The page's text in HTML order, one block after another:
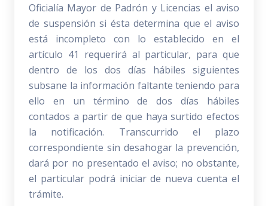
Oficialía Mayor de Padrón y Licencias el aviso
de suspensión si ésta determina que el aviso
está incompleto con lo establecido en el
artículo 41 requerirá al particular, para que
dentro de los dos días hábiles siguientes
subsane la información faltante teniendo para
ello en un término de dos días hábiles
contados a partir de que haya surtido efectos
la notificación. Transcurrido el plazo
correspondiente sin desahogar la prevención,
dará por no presentado el aviso; no obstante,
el particular podrá iniciar de nueva cuenta el
trámite.